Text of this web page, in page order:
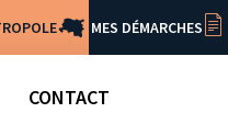
MES DÉMARCHES
CONTACT